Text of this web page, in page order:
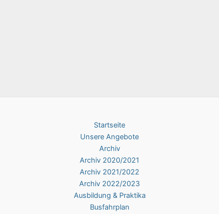
Startseite
Unsere Angebote
Archiv
Archiv 2020/2021
Archiv 2021/2022
Archiv 2022/2023
Ausbildung & Praktika
Busfahrplan